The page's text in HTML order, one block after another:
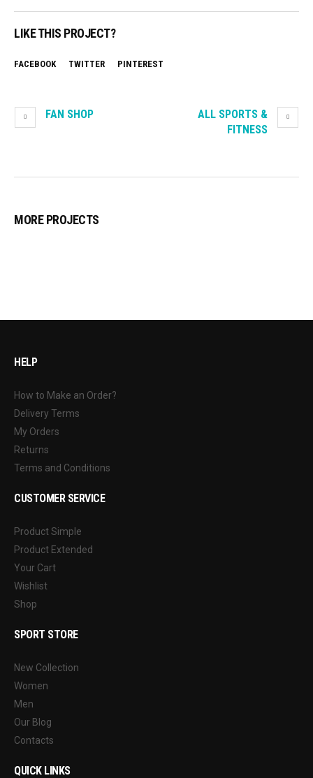
LIKE THIS PROJECT?
FACEBOOK TWITTER PINTEREST
FAN SHOP
ALL SPORTS &
FITNESS
MORE PROJECTS
HELP
How to Make an Order?
Delivery Terms
My Orders
Returns
Terms and Conditions
CUSTOMER SERVICE
Product Simple
Product Extended
Your Cart
Wishlist
Shop
SPORT STORE
New Collection
Women
Men
Our Blog
Contacts
QUICK LINKS